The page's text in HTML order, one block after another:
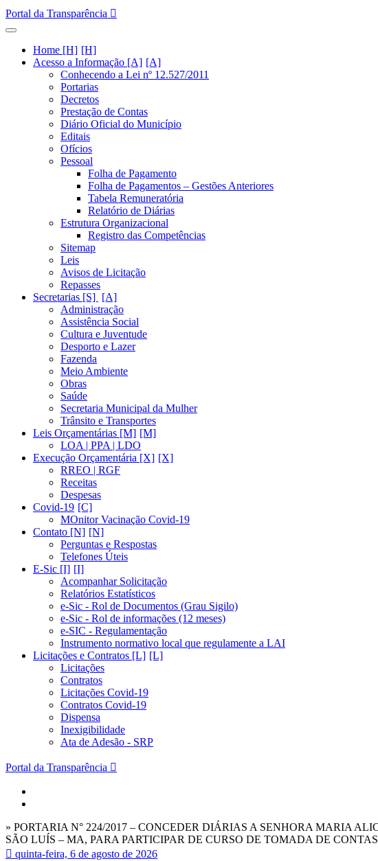
Portal da Transparência
Home [H]
Acesso a Informação [A]
Conhecendo a Lei nº 12.527/2011
Portarias
Decretos
Prestação de Contas
Diário Oficial do Município
Editais
Ofícios
Pessoal
Folha de Pagamento
Folha de Pagamentos – Gestões Anteriores
Tabela Remuneratória
Relatório de Diárias
Estrutura Organizacional
Registro das Competências
Sitemap
Leis
Avisos de Licitação
Repasses
Secretarias [S]
Administração
Assistência Social
Cultura e Juventude
Desporto e Lazer
Fazenda
Meio Ambiente
Obras
Saúde
Secretaria Municipal da Mulher
Trânsito e Transportes
Leis Orçamentárias [M]
LOA | PPA | LDO
Execução Orçamentária [X]
RREO | RGF
Receitas
Despesas
Covid-19
MOnitor Vacinação Covid-19
Contato [N]
Perguntas e Respostas
Telefones Úteis
E-Sic [I]
Acompanhar Solicitação
Relatórios Estatísticos
e-Sic - Rol de Documentos (Grau Sigilo)
e-Sic - Rol de informações (12 meses)
e-SIC - Regulamentação
Instrumento normativo local que regulamente a LAI
Licitações e Contratos [L]
Licitações
Contratos
Licitações Covid-19
Contratos Covid-19
Dispensa
Inexigibilidade
Ata de Adesão - SRP
Portal da Transparência
» PORTARIA N° 224/2017 – CONCEDER DIÁRIAS A SENHORA MARIA
SÃO LUÍS – MA, PARA PARTICIPAR DE CURSO DE TOMADA DE
quinta-feira, 6 de agosto de 2026